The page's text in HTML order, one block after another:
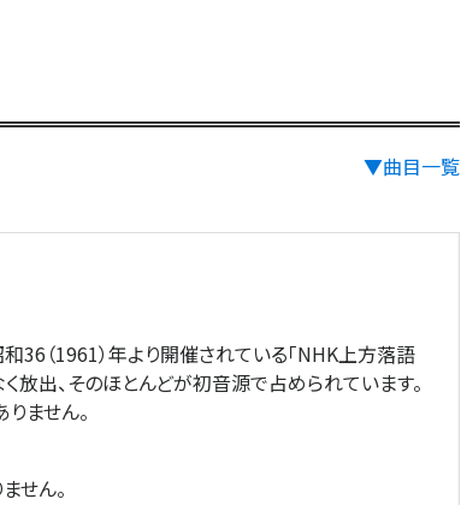
▼曲目一覧
36（1961）年より開催されている「NHK上方落語
出、そのほとんどが初音源で占められています。
ません。
せん。